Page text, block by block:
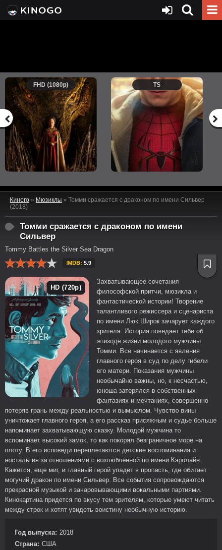
FHD (1080p) TS
Киного » Мюзиклы » Томми сражается с драконом по имени Сильвер
(2018)
Томми сражается с драконом по имени
Сильвер
Tommy Battles the Silver Sea Dragon
IMDB: 5.9
HD (720p)
Захватывающее сочетания
философской притчи, мюзикла и
фантастической истории! Творение
талантливого режиссера и сценариста
по имени Люк Широк зачарует каждого
зрителя. История поведает тебе об
эпизоде жизни молодого мужчины
Томми. Все начинается с явления
главного героя в суд по делу гибели
его матери. Показания мужчины
необычайно важны, но, к несчастью,
юноша затерялся в собственных
фантазиях и мечтаниях, совершенно
потеряв грань между реальностью и вымыслом. Чувство вины
уничтожает главного героя, а его рассказ присяжным и судье больше
напоминает захватывающую сказку. Молодой мужчина то
вспоминает высокий замок, то как покорял безграничное море на
плоту. В его исповеди переплетаются детские воспоминания и
ностальгия за отношениями с возлюбленной по имени Кэролайн.
Кажется, еще миг, и главный герой упадет в пропасть, где обитает
могучий дракон по имени Сильвер. Все события сопровождаются
прекрасной музыкой и зачаровывающими вокальными партиями.
Кинокартина придется по вкусу тем зрителям, которые умеют читать
между строк и хотят увидеть воистину необычную историю.
Год выпуска: 2018
Страна: США